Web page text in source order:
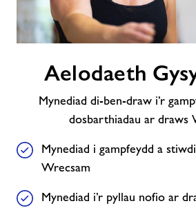
Cysylltwch â ni
swyddi
Swyddi
Ynghylch Freedom
Gysylltiedig
Aelodaeth
Mynediad di-ben-draw i’r
dosbarthiadau ar draws
Mynediad i gampfeydd a
Wrecsam
Mynediad i’r pyllau nofio ar